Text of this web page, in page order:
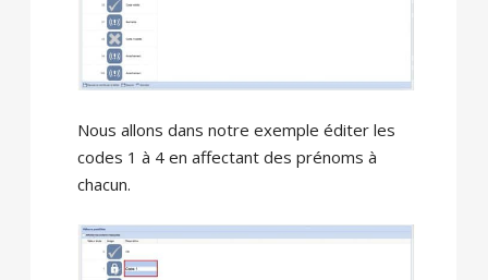
Nous allons dans notre exemple éditer les
codes 1 à 4 en affectant des prénoms à
chacun.